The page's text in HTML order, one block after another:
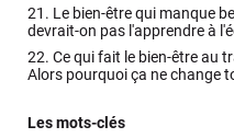
21. Le bien-être qui manque
devrait-on pas l'apprendre à
22. Ce qui fait le bien-être au
Alors pourquoi ça ne change
Les mots-clés